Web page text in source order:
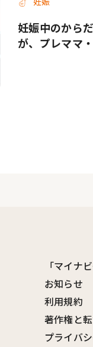
妊娠中のから
が、プレママ
「マイナ
お知らせ
利用規約
著作権と
プライバ